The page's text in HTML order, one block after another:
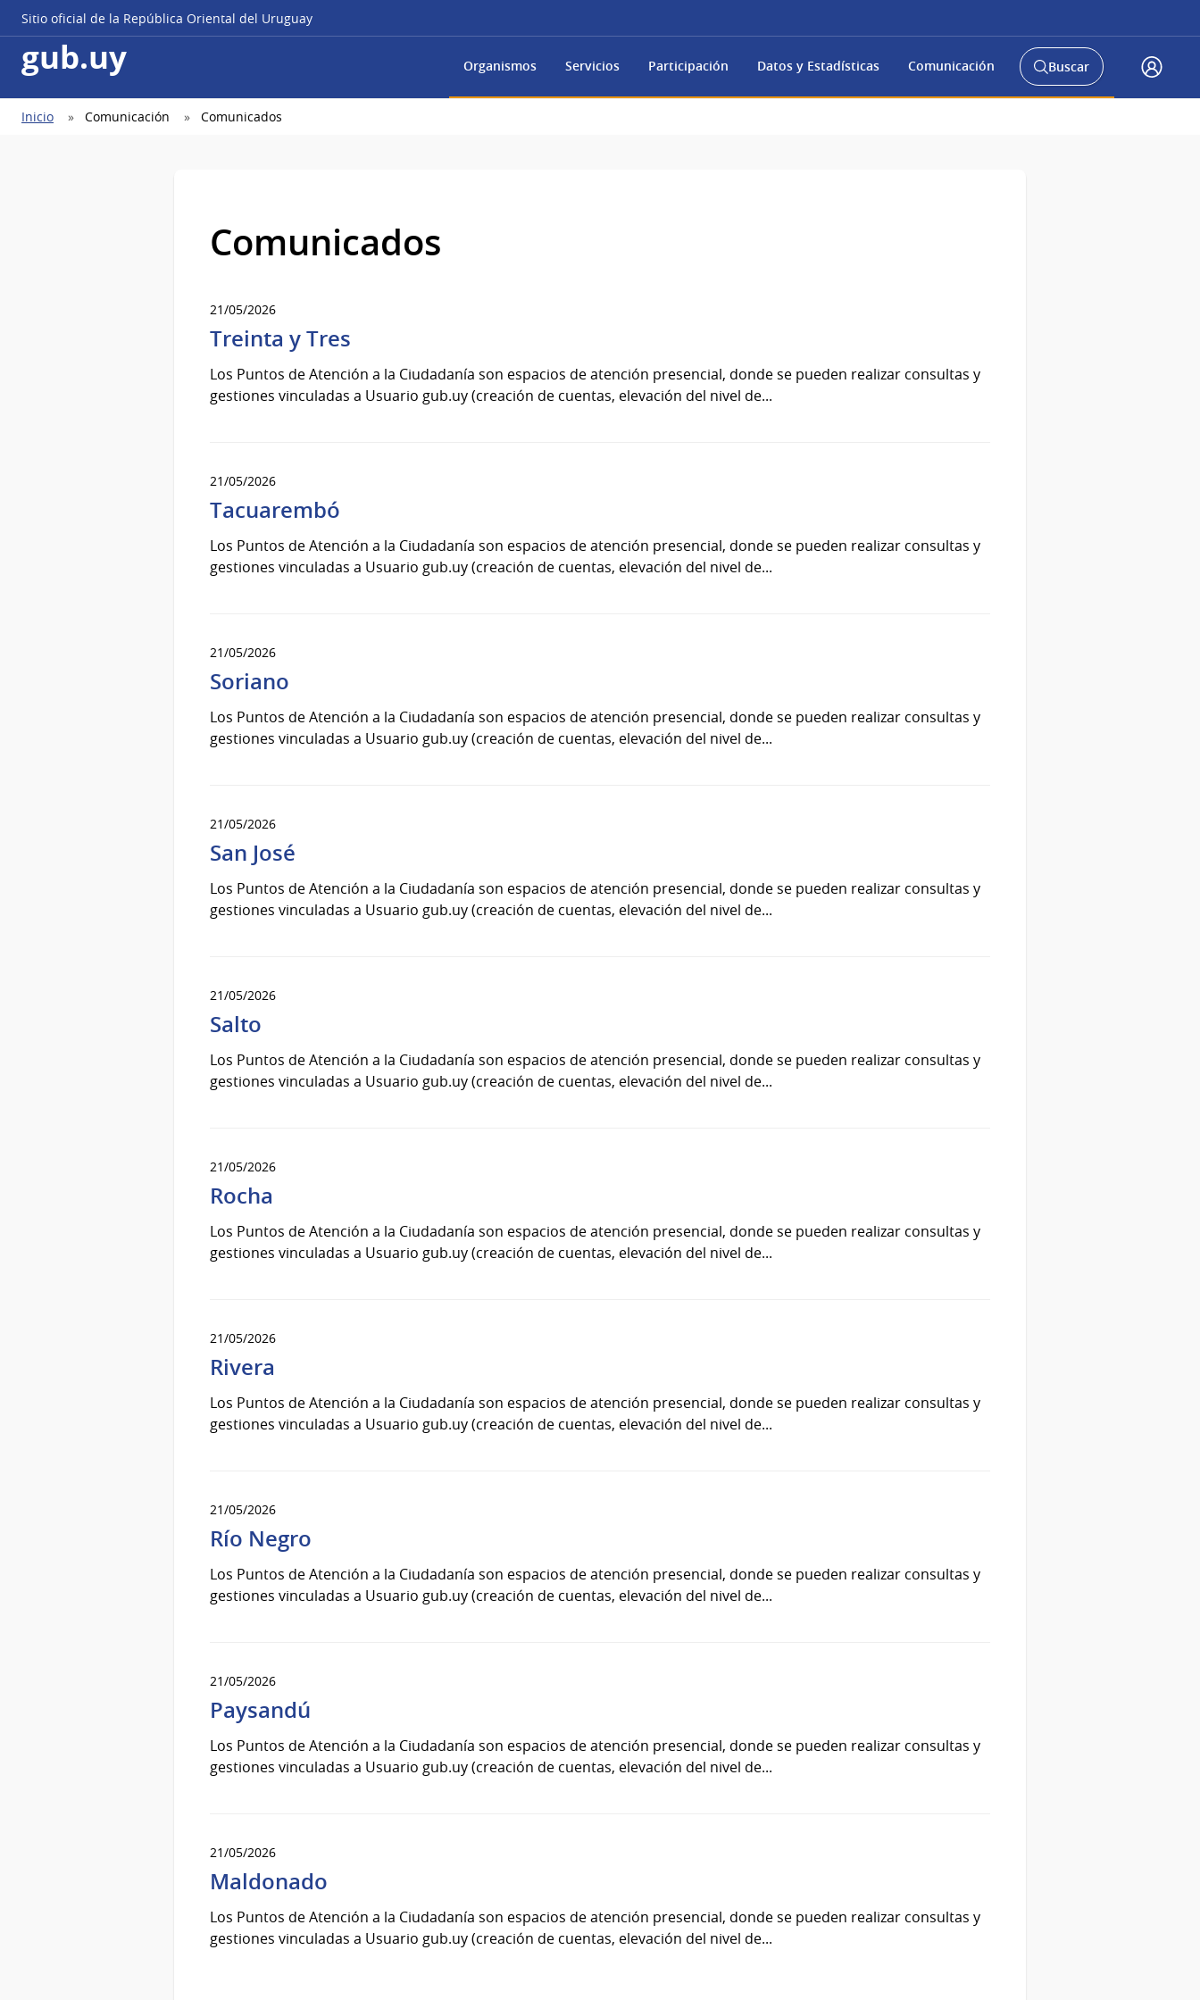
Sitio oficial de la República Oriental del Uruguay
gub.uy Organismos Servicios Participación Datos y Estadísticas Comunicación
Abrir
buscador
Buscar
a
Ruta
Inicio Comunicación Comunicados
Comunicados
21/05/2026
Treinta y Tres
Los Puntos de Atención a la Ciudadanía son espacios de atención presencial, donde se pueden realizar consultas y
gestiones vinculadas a Usuario gub.uy (creación de cuentas, elevación del nivel de...
21/05/2026
Tacuarembó
Los Puntos de Atención a la Ciudadanía son espacios de atención presencial, donde se pueden realizar consultas y
gestiones vinculadas a Usuario gub.uy (creación de cuentas, elevación del nivel de...
21/05/2026
Soriano
Los Puntos de Atención a la Ciudadanía son espacios de atención presencial, donde se pueden realizar consultas y
gestiones vinculadas a Usuario gub.uy (creación de cuentas, elevación del nivel de...
21/05/2026
San José
Los Puntos de Atención a la Ciudadanía son espacios de atención presencial, donde se pueden realizar consultas y
gestiones vinculadas a Usuario gub.uy (creación de cuentas, elevación del nivel de...
21/05/2026
Salto
Los Puntos de Atención a la Ciudadanía son espacios de atención presencial, donde se pueden realizar consultas y
gestiones vinculadas a Usuario gub.uy (creación de cuentas, elevación del nivel de...
21/05/2026
Rocha
Los Puntos de Atención a la Ciudadanía son espacios de atención presencial, donde se pueden realizar consultas y
gestiones vinculadas a Usuario gub.uy (creación de cuentas, elevación del nivel de...
21/05/2026
Rivera
Los Puntos de Atención a la Ciudadanía son espacios de atención presencial, donde se pueden realizar consultas y
gestiones vinculadas a Usuario gub.uy (creación de cuentas, elevación del nivel de...
21/05/2026
Río Negro
Los Puntos de Atención a la Ciudadanía son espacios de atención presencial, donde se pueden realizar consultas y
gestiones vinculadas a Usuario gub.uy (creación de cuentas, elevación del nivel de...
21/05/2026
Paysandú
Los Puntos de Atención a la Ciudadanía son espacios de atención presencial, donde se pueden realizar consultas y
gestiones vinculadas a Usuario gub.uy (creación de cuentas, elevación del nivel de...
21/05/2026
Maldonado
Los Puntos de Atención a la Ciudadanía son espacios de atención presencial, donde se pueden realizar consultas y
gestiones vinculadas a Usuario gub.uy (creación de cuentas, elevación del nivel de...